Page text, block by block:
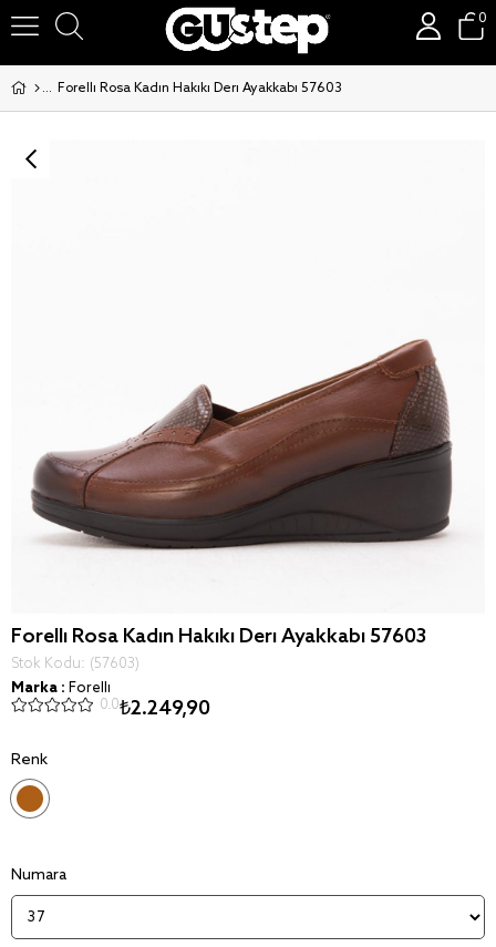
0
Forelli Rosa Kadin Hakiki Deri Ayakkabi 57603
Forelli Rosa Kadin Hakiki Deri Ayakkabi 57603
Stok Kodu
(57603)
Marka : Forelli
0.0₺2.249,90
Renk
Numara